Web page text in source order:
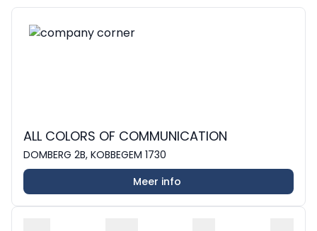
ALL COLORS OF COMMUNICATION
DOMBERG 2B, KOBBEGEM 1730
Meer info